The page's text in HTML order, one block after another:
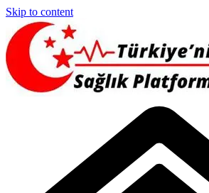
Skip to content